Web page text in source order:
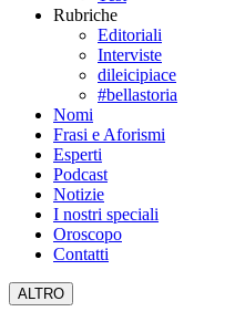
Rubriche
Editoriali
Interviste
dileicipiace
#bellastoria
Nomi
Frasi e Aforismi
Esperti
Podcast
Notizie
I nostri speciali
Oroscopo
Contatti
ALTRO